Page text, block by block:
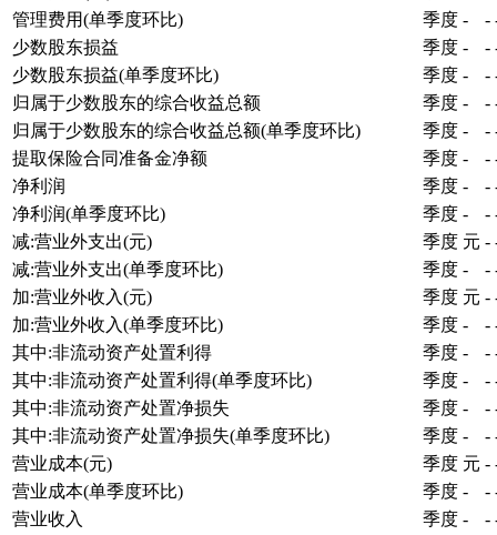
管理费用(单季度环比)
季度 - -
少数股东损益
季度 - -
少数股东损益(单季度环比)
季度 - -
归属于少数股东的综合收益总额
季度 - -
归属于少数股东的综合收益总额(单季度环比)
季度 - -
提取保险合同准备金净额
季度 - -
净利润
季度 - -
净利润(单季度环比)
季度 - -
减:营业外支出(元)
季度 元 -
减:营业外支出(单季度环比)
季度 - -
加:营业外收入(元)
季度 元 -
加:营业外收入(单季度环比)
季度 - -
其中:非流动资产处置利得
季度 - -
其中:非流动资产处置利得(单季度环比)
季度 - -
其中:非流动资产处置净损失
季度 - -
其中:非流动资产处置净损失(单季度环比)
季度 - -
营业成本(元)
季度 元 -
营业成本(单季度环比)
季度 - -
营业收入
季度 - -